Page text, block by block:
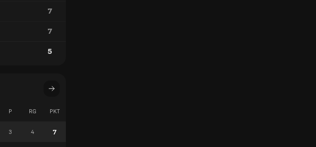
7
7
5
P RG PKT
3 4 7